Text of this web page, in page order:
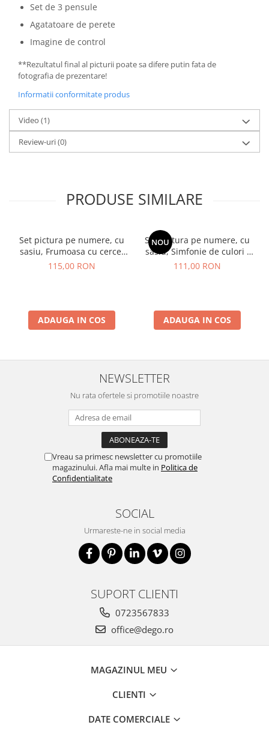
Set de 3 pensule
Agatatoare de perete
Imagine de control
**Rezultatul final al picturii poate sa difere putin fata de
fotografia de prezentare!
Informatii conformitate produs
Video (1)
Review-uri(0)
PRODUSE SIMILARE
Set pictura pe numere, cu
sasiu, Frumoasa cu cercei
de aur - extra culori
115,00 RON
ADAUGA IN COS
NOU
Set pictura pe numere, cu
sasiu, Simfonie de culori -
vopsele metalizate, 40x50
111,00 RON
ADAUGA IN COS
NEWSLETTER
Nu rata ofertele si promotiile noastre
Vreau sa primesc newsletter cu promotiile
magazinului. Afla mai multe in Politica de
Confidentialitate
SOCIAL
Urmareste-ne in social media
SUPORT CLIENTI
0723567833
office@dego.ro
MAGAZINUL MEU
CLIENTI
DATE COMERCIALE